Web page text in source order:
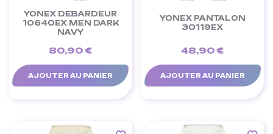
YONEX DEBARDEUR
10640EX MEN DARK
NAVY
80,90 €
AJOUTER AU PANIER
YONEX PANTALON
30119EX
48,90 €
AJOUTER AU PANIER